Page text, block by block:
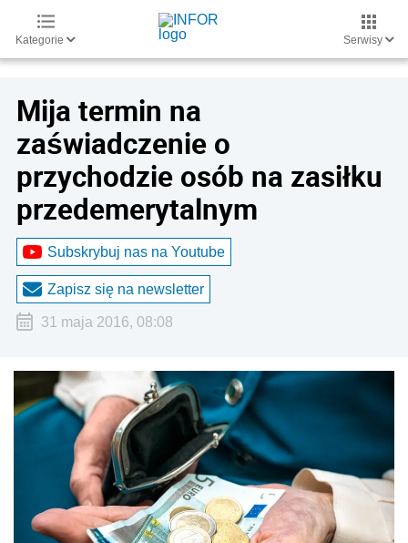
Kategorie Serwisy
Mija termin na
zaświadczenie o
przychodzie osób na zasiłku
przedemerytalnym
Subskrybuj nas na Youtube
Zapisz się na newsletter
31 maja 2016, 08:08